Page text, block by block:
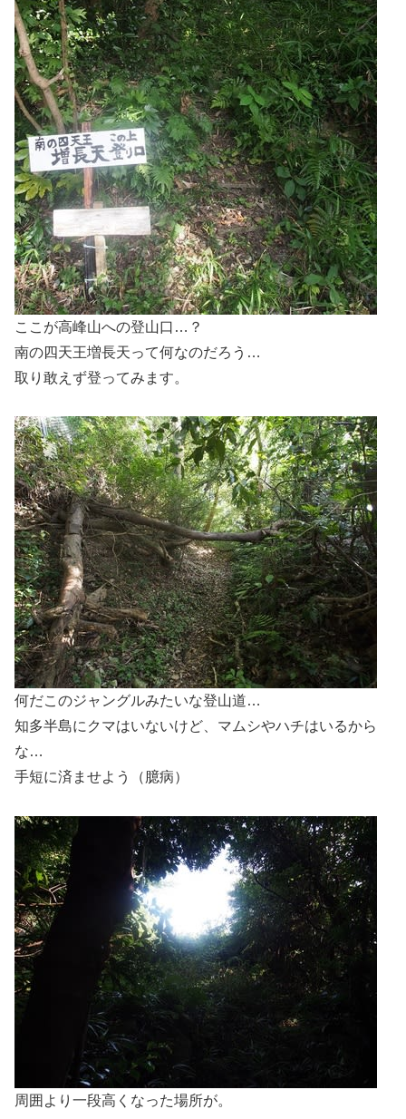
ここが高峰山への登山口…？
南の四天王増長天って何なのだろう…
取り敢えず登ってみます。
何だこのジャングルみたいな登山道…
知多半島にクマはいないけど、マムシやハチはいるから
な…
手短に済ませよう（臆病）
周囲より一段高くなった場所が。